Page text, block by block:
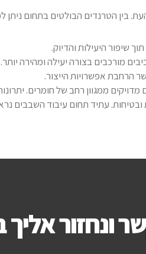
בין הטרנדים הבולטים בתחום ניתן
שיפור היעילות והדיוק.
מורכבים בצורה יעילה ומהירה יותר.
הרחבת אפשרויות הייצור.
ממגוון רחב של חומרים.
עתיד תחום עיבוד השבבים
ונחזור